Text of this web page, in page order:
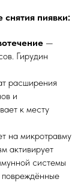
пиявки:
—
Гирудин
расширения
и
к месту
на микротравму
активирует
системы
повреждённые